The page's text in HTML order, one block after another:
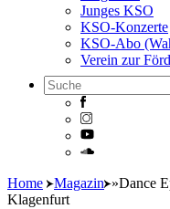
Junges KSO
KSO-Konzerte
KSO-Abo
Verein zur
Skip
to
Home Magazin »Dance
Klagenfurt